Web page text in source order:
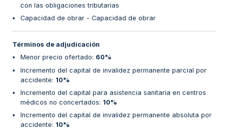
con las obligaciones tributarias
Capacidad de obrar - Capacidad de obrar
Términos de adjudicación
Menor precio ofertado: 60%
Incremento del capital de invalidez permanente parcial por
accidente: 10%
Incremento del capital para asistencia sanitaria en centros
médicos no concertados: 10%
Incremento del capital de invalidez permanente absoluta por
accidente: 10%